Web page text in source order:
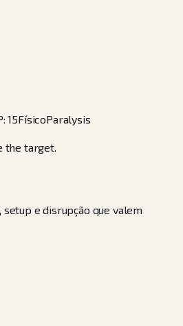
:15FísicoParalysis
the target.
e disrupção que valem